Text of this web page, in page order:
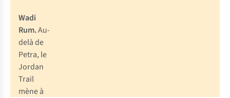
Wadi
Rum.Au-
delà de
Petra, le
Jordan
Trail
mène à